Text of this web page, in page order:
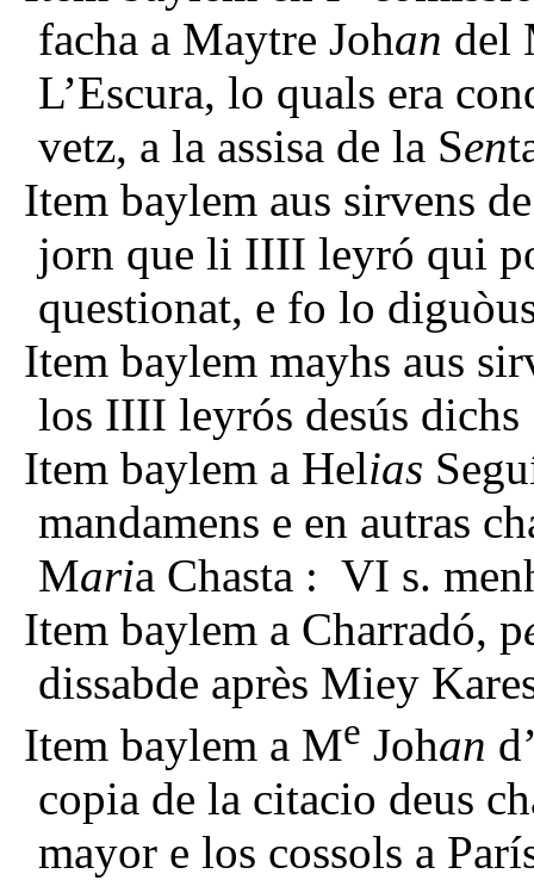
facha a Maytre Johan del
L’Escura, lo quals era
vetz, a la assisa de la Sen
Item baylem aus sirvens
jorn que li IIII leyró qui
questionat, e fo lo
Item baylem mayhs aus
los IIII leyrós desús
Item baylem a Helias
mandamens e en autras
Maria Chasta : VI s.
Item baylem a Charradó, p
dissabde après Miey
Item baylem a Me Johan
copia de la citacio deus
mayor e los cossols a